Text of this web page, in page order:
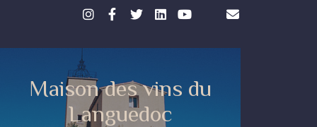
Maison des vins du
Languedoc